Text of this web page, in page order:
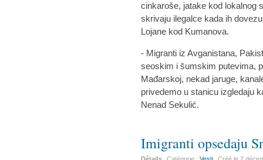
cinkaroše, jatake kod lokalnog
skrivaju ilegalce kada ih
Lojane kod Kumanova.
- Migranti iz Avganistana,
seoskim i šumskim putevima,
Mađarskoj, nekad jaruge,
privedemo u stanicu izgledaju
Nenad Sekulić.
Imigranti opsedaju